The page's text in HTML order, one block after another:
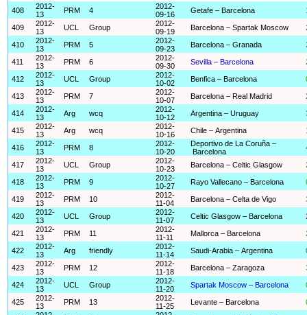
408
2012-
13
PRM 4
2012-
09-16
Getafe – Barcelona
409
2012-
13
UCL Group
2012-
09-19
Barcelona – Spartak Moscow
410
2012-
13
PRM 5
2012-
09-23
Barcelona – Granada
411
2012-
13
PRM 6
2012-
09-30
Sevilla – Barcelona
412
2012-
13
UCL Group
2012-
10-02
Benfica – Barcelona
413
2012-
13
PRM 7
2012-
10-07
Barcelona – Real Madrid
414
2012-
13
Arg wcq
2012-
10-12
Argentina – Uruguay
415
2012-
13
Arg wcq
2012-
10-16
Chile – Argentina
416
2012-
13
PRM 8
2012-
10-20
Deportivo de La Coruña –
Barcelona
417
2012-
13
UCL Group
2012-
10-23
Barcelona – Celtic Glasgow
418
2012-
13
PRM 9
2012-
10-27
Rayo Vallecano – Barcelona
419
2012-
13
PRM 10
2012-
11-04
Barcelona – Celta de Vigo
420
2012-
13
UCL Group
2012-
11-07
Celtic Glasgow – Barcelona
421
2012-
13
PRM 11
2012-
11-11
Mallorca – Barcelona
422
2012-
13
Arg friendly
2012-
11-14
Saudi-Arabia – Argentina
423
2012-
13
PRM 12
2012-
11-18
Barcelona – Zaragoza
424
2012-
13
UCL Group
2012-
11-20
Spartak Moscow – Barcelona
425
2012-
13
PRM 13
2012-
11-25
Levante – Barcelona